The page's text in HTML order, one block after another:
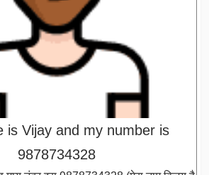
is Vijay and my number is
9878734328